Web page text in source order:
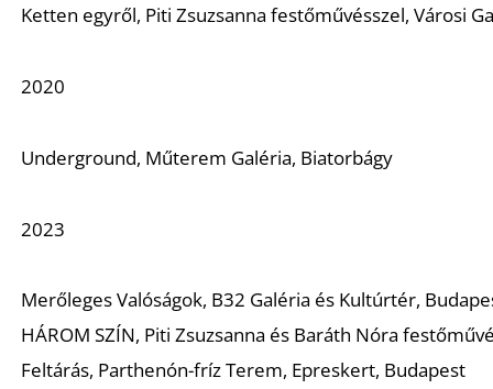
Ketten egyről, Piti Zsuzsanna festőművésszel, Városi
2020
Underground, Műterem Galéria, Biatorbágy
2023
Merőleges Valóságok, B32 Galéria és Kultúrtér,
HÁROM SZÍN, Piti Zsuzsanna és Baráth Nóra
Feltárás, Parthenón-fríz Terem, Epreskert, Budapest